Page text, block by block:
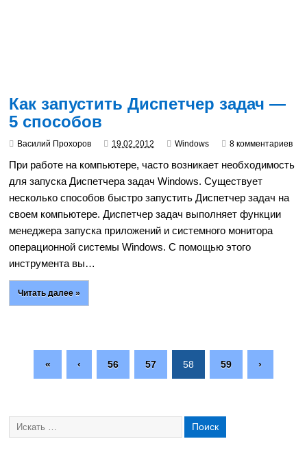
Как запустить Диспетчер задач —
5 способов
Василий Прохоров 19.02.2012 Windows 8 комментариев
При работе на компьютере, часто возникает необходимость
для запуска Диспетчера задач Windows. Существует
несколько способов быстро запустить Диспетчер задач на
своем компьютере. Диспетчер задач выполняет функции
менеджера запуска приложений и системного монитора
операционной системы Windows. С помощью этого
инструмента вы…
Читать далее »
« ‹ 56 57 58 59 ›